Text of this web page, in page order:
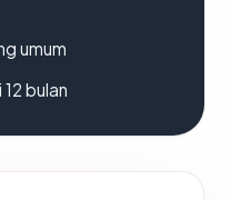
umum
bulan